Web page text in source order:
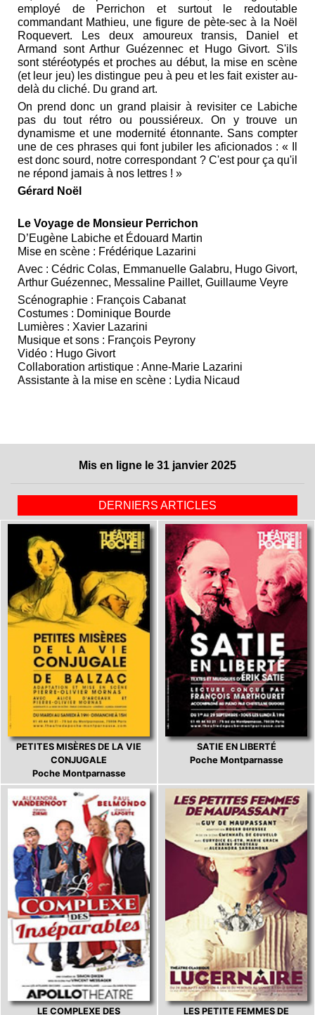
employé de Perrichon et surtout le redoutable
commandant Mathieu, une figure de pète-sec à la Noël
Roquevert. Les deux amoureux transis, Daniel et
Armand sont Arthur Guézennec et Hugo Givort. S'ils
sont stéréotypés et proches au début, la mise en scène
(et leur jeu) les distingue peu à peu et les fait exister au-
delà du cliché. Du grand art.
On prend donc un grand plaisir à revisiter ce Labiche
pas du tout rétro ou poussiéreux. On y trouve un
dynamisme et une modernité étonnante. Sans compter
une de ces phrases qui font jubiler les aficionados : « Il
est donc sourd, notre correspondant ? C'est pour ça qu'il
ne répond jamais à nos lettres ! »
Gérard Noël
Le Voyage de Monsieur Perrichon
D’Eugène Labiche et Édouard Martin
Mise en scène : Frédérique Lazarini
Avec : Cédric Colas, Emmanuelle Galabru, Hugo Givort,
Arthur Guézennec, Messaline Paillet, Guillaume Veyre
Scénographie : François Cabanat
Costumes : Dominique Bourde
Lumières : Xavier Lazarini
Musique et sons : François Peyrony
Vidéo : Hugo Givort
Collaboration artistique : Anne-Marie Lazarini
Assistante à la mise en scène : Lydia Nicaud
Mis en ligne le 31 janvier 2025
DERNIERS ARTICLES
PETITES MISÈRES DE LA VIE
CONJUGALE
Poche Montparnasse
SATIE EN LIBERTÉ
Poche Montparnasse
LE COMPLEXE DES LES PETITE FEMMES DE